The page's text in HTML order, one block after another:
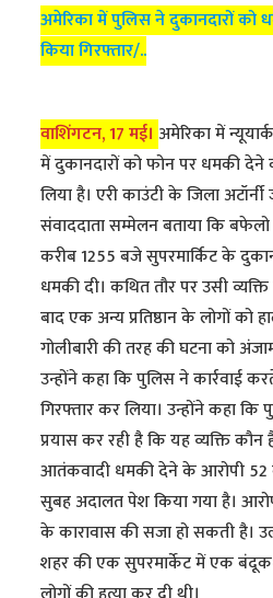
अमेरिका में पुलिस ने दुकानदारों को
किया गिरफ्तार/..
वाशिंगटन, 17 मई। अमेरिका में
में दुकानदारों को फोन पर धमकी देने
लिया है। एरी काउंटी के जिला
संवाददाता सम्मेलन बताया कि
करीब 1255 बजे सुपरमार्किट के
धमकी दी। कथित तौर पर उसी
बाद एक अन्य प्रतिष्ठान के लोगों को
गोलीबारी की तरह की घटना को
उन्होंने कहा कि पुलिस ने कार्रवाई
गिरफ्तार कर लिया। उन्होंने कहा
प्रयास कर रही है कि यह व्यक्ति कौन
आतंकवादी धमकी देने के आरोपी 52
सुबह अदालत पेश किया गया है।
के कारावास की सजा हो सकती है।
शहर की एक सुपरमार्केट में एक